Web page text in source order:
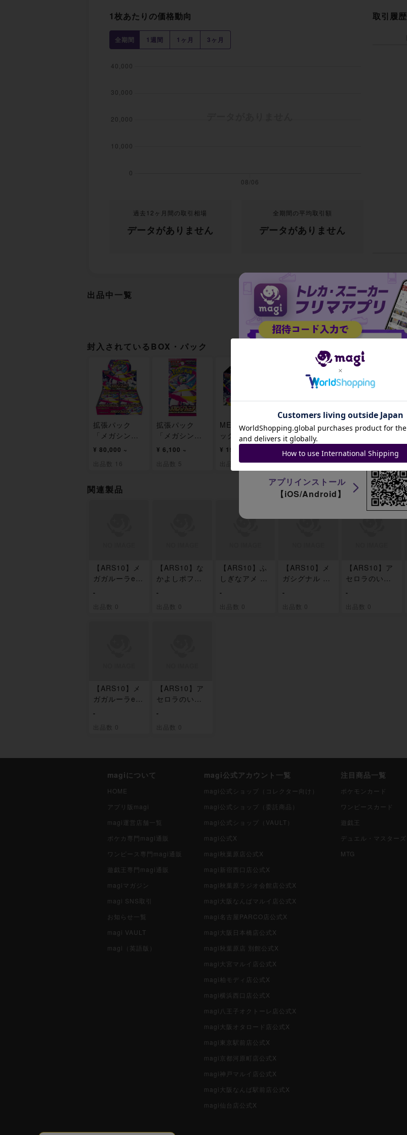
1枚あたりの価格動向
全期間 1週間 1ヶ月 3ヶ月
過去12ヶ月間の取引相場
データがありません
全期間の平均取引額
データがありません
取引履歴
出品中一覧
出品がありません
封入されているBOX・パック
拡張パック
「メガシンフ
ォニア」 未開
封BOX
¥ 80,000 ~
出品数 16
拡張パック
「メガシンフ
ォニア」 未開
封パック
¥ 6,100 ~
出品数 5
MEGA 拡張パ
ック メガシン
フォニア ポケ
セット 未開封
¥ 19,691 ~
出品数 3
関連製品
【ARS10】メ
ガガルーラex
-
出品数 0
【ARS10】な
かよしポフィ
-
出品数 0
【ARS10】ふ
しぎなアメ SR
-
出品数 0
【ARS10】メ
ガシグナル SR
-
出品数 0
【ARS10】ア
セロラのいた
-
出品数 0
【ARS10】メ
ガガルーラex
-
出品数 0
【ARS10】ア
セロラのいた
-
出品数 0
magiについて
HOME
アプリ版magi
magi運営店舗一覧
ポケカ専門magi通販
ワンピース専門magi通販
遊戯王専門magi通販
magiマガジン
magi SNS取引
お知らせ一覧
magi VAULT
magi（英語版）
magi公式アカウント一覧
magi公式ショップ（コレクター向け）
magi公式ショップ（委託商品）
magi公式ショップ（VAULT）
magi公式X
magi秋葉原店公式X
magi新宿西口店公式X
magi秋葉原ラジオ会館店公式X
magi大阪なんばマルイ店公式X
magi名古屋PARCO店公式X
magi大阪日本橋店公式X
magi秋葉原店 別館公式X
magi大宮マルイ店公式X
magi柏モディ店公式X
magi横浜西口店公式X
magi八王子オクトーレ店公式X
magi大阪オタロード店公式X
magi東京駅前店公式X
magi京都河原町店公式X
magi神戸マルイ店公式X
magi大阪なんば駅前店公式X
magi仙台店公式X
注目商品一覧
ポケモンカード
ワンピースカード
遊戯王
デュエル・マスターズ
MTG
招待コード
JA9XS8
アプリインストール
【iOS/Android】